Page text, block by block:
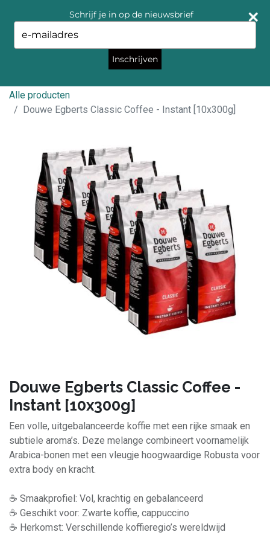
Alle producten
Douwe Egberts Classic Coffee - Instant [10x300g]
Douwe Egberts Classic Coffee -
Instant [10x300g]
Een volle, uitgebalanceerde koffie met een rijke smaak en
subtiele aroma’s. Deze melange combineert voornamelijk
Arabica-bonen met een vleugje hoogwaardige Robusta voor
extra body en kracht.
☕ Smaakprofiel: Vol, krachtig en gebalanceerd
☕ Geschikt voor: Zwarte koffie, cappuccino
☕ Herkomst: Verschillende koffieregio’s wereldwijd
Schrijf je in op de nieuwsbrief
your
email
Inschrijven